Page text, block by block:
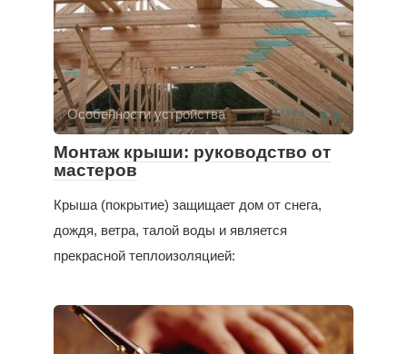
Особенности устройства
Монтаж крыши: руководство от
мастеров
Крыша (покрытие) защищает дом от снега,
дождя, ветра, талой воды и является
прекрасной теплоизоляцией: